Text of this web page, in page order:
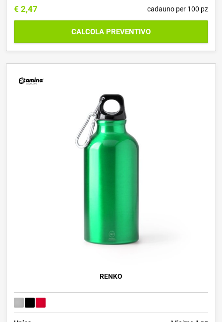
€ 2,47 cadauno per 100 pz
CALCOLA PREVENTIVO
RENKO